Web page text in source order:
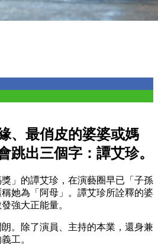
、最俏皮的婆婆或媽
跳出三個字：譚艾珍。
」的譚艾珍，在演藝圈早已「子孫
她為「阿母」。譚艾珍所詮釋的婆
強大正能量。
。除了演員、主持的本業，還身兼
工。